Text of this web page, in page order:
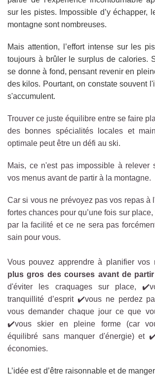
sur les pistes. Impossible d’y échapper,
montagne sont nombreuses.
Mais attention, l’effort intense sur les
toujours à brûler le surplus de calories.
se donne à fond, pensant revenir en
des kilos. Pourtant, on constate souvent
s'accumulent.
Trouver ce juste équilibre entre se faire
des bonnes spécialités locales et
optimale peut être un défi au ski.
Mais, ce n'est pas impossible à relever
vos menus avant de partir à la montagne.
Car si vous ne prévoyez pas vos repas à
fortes chances pour qu’une fois sur
par la facilité et ce ne sera pas
sain pour vous.
Vous pouvez apprendre à planifier vos
plus gros des courses avant de
d'éviter les craquages sur place,
tranquillité d’esprit ✔️vous ne perdez
vous demander chaque jour ce que
✔️vous skier en pleine forme (car
équilibré sans manquer d'énergie) et
économies.
L’idée est d’être raisonnable et de